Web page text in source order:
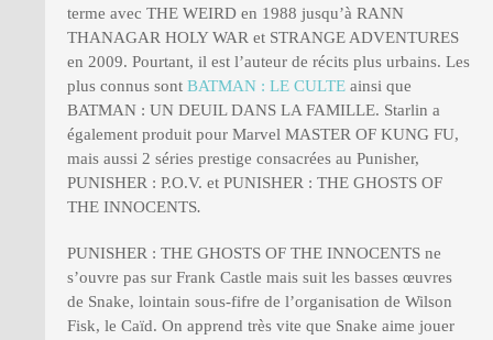
terme avec THE WEIRD en 1988 jusqu’à RANN
THANAGAR HOLY WAR et STRANGE ADVENTURES
en 2009. Pourtant, il est l’auteur de récits plus urbains. Les
plus connus sont BATMAN : LE CULTE ainsi que
BATMAN : UN DEUIL DANS LA FAMILLE. Starlin a
également produit pour Marvel MASTER OF KUNG FU,
mais aussi 2 séries prestige consacrées au Punisher,
PUNISHER : P.O.V. et PUNISHER : THE GHOSTS OF
THE INNOCENTS.
PUNISHER : THE GHOSTS OF THE INNOCENTS ne
s’ouvre pas sur Frank Castle mais suit les basses œuvres
de Snake, lointain sous-fifre de l’organisation de Wilson
Fisk, le Caïd. On apprend très vite que Snake aime jouer